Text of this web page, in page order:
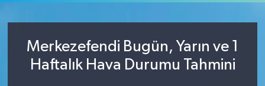
Merkezefendi Bugün, Yarın ve 1
Haftalık Hava Durumu Tahmini
EĞİTİM
Süper Lig Puan Durumu ve Fikstür